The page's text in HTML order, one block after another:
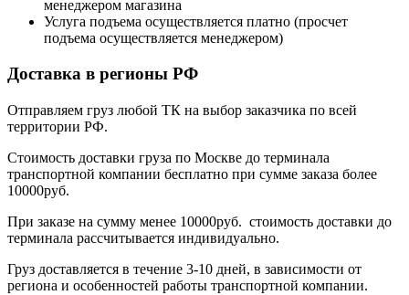
менеджером магазина
Услуга подъема осуществляется платно (просчет
подъема осуществляется менеджером)
Доставка в регионы РФ
Отправляем груз любой ТК на выбор заказчика по всей
территории РФ.
Стоимость доставки груза по Москве до терминала
транспортной компании бесплатно при сумме заказа более
10000руб.
При заказе на сумму менее 10000руб. стоимость доставки до
терминала рассчитывается индивидуально.
Груз доставляется в течение 3-10 дней, в зависимости от
региона и особенностей работы транспортной компании.